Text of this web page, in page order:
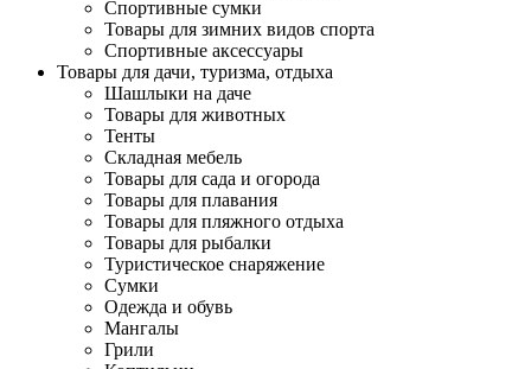
Спортивные сумки
Товары для зимних видов спорта
Спортивные аксессуары
Товары для дачи, туризма, отдыха
Шашлыки на даче
Товары для животных
Тенты
Складная мебель
Товары для сада и огорода
Товары для плавания
Товары для пляжного отдыха
Товары для рыбалки
Туристическое снаряжение
Сумки
Одежда и обувь
Мангалы
Грили